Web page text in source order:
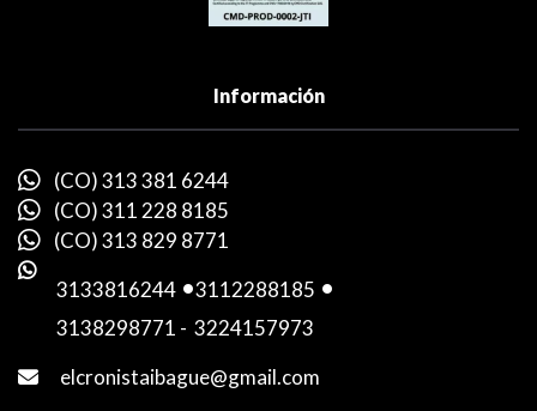
Información
(CO) 313 381 6244
(CO) 311 228 8185
(CO) 313 829 8771
3133816244 -3112288185 -
3138298771 - 3224157973
elcronistaibague@gmail.com